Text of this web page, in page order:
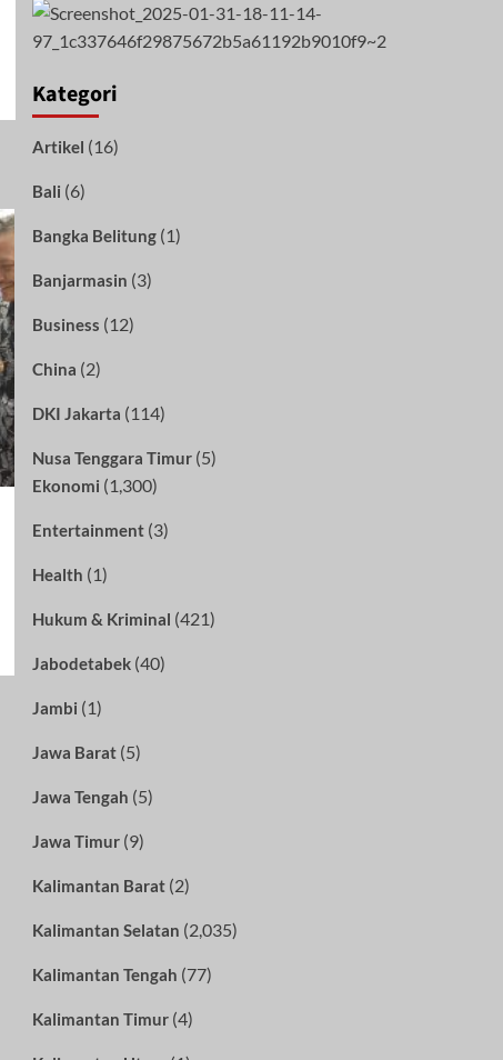
Kategori
Artikel (16)
Bali (6)
Bangka Belitung(1)
Banjarmasin (3)
Business (12)
China (2)
DKI Jakarta (114)
Nusa Tenggara Timur(5)
Ekonomi (1,300)
Entertainment(3)
Health (1)
Hukum & Kriminal (421)
Jabodetabek(40)
Jambi (1)
Jawa Barat(5)
Jawa Tengah (5)
Jawa Timur(9)
Kalimantan Barat(2)
Kalimantan Selatan (2,035)
Kalimantan Tengah (77)
Kalimantan Timur(4)